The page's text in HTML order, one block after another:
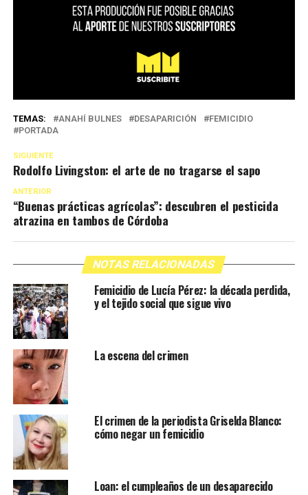
TEMAS: ANAHÍ BULNES DESAPARICIÓN
FEMICIDIO
PORTADA
SIGUIENTE
Rodolfo Livingston: el arte de no tragarse el sapo
ANTERIOR
“Buenas prácticas agrícolas”: descubren el pesticida
atrazina en tambos de Córdoba
NOTAS RELACIONADAS
Femicidio de Lucía Pérez: la década perdida,
y el tejido social que sigue vivo
La escena del crimen
El crimen de la periodista Griselda Blanco:
cómo negar un femicidio
Loan: el cumpleaños de un desaparecido